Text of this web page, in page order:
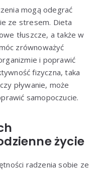
mogą odegrać
ze stresem. Dieta
tłuszcze, a także w
zrównoważyć
i poprawić
fizyczna, taka
pływanie, może
samopoczucie.
życie
radzenia sobie ze